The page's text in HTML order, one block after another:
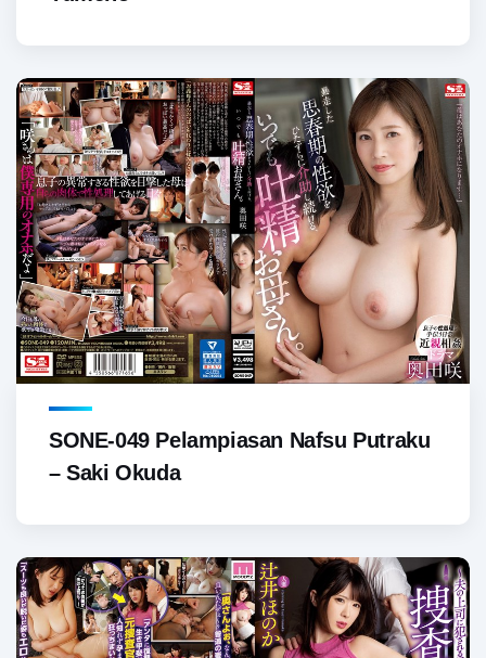
SONE-049 Pelampiasan Nafsu Putraku
– Saki Okuda